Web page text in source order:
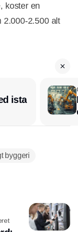
koster en
2.000-2.500 alt
ista
byggeri